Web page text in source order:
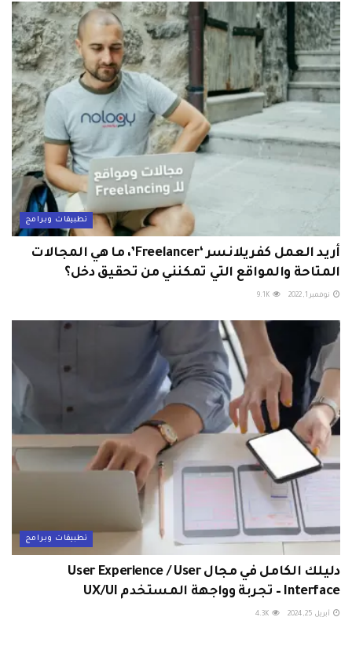
تطبيقات وبرامج
أريد العمل كفريلانسر ‘Freelancer’، ما هي المجالات
المتاحة والمواقع التي تمكنني من تحقيق دخل؟
نوفمبر 1, 2022
تطبيقات وبرامج
دليلك الكامل في مجال User Experience / User
Interface – تجربة وواجهة المستخدم UX/UI
أبريل 25, 2024